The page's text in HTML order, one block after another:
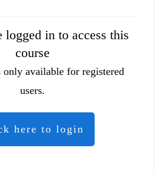
logged in to access this
course
only available for registered
users.
here to login